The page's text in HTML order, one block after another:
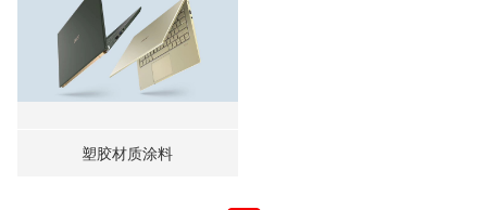
塑胶材质涂料